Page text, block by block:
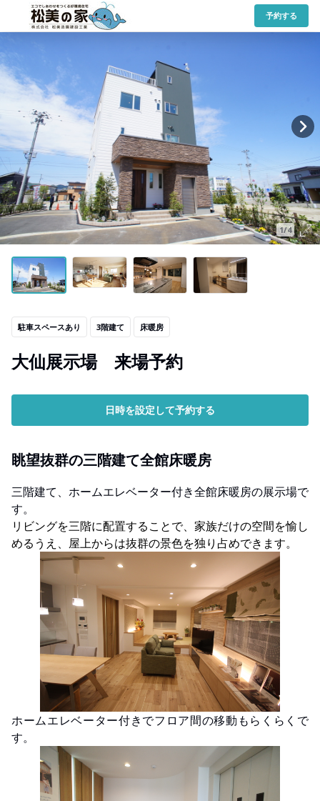
予約する
1/4
駐車スペースあり 3階建て 床暖房
大仙展示場 来場予約
日時を設定して予約する
眺望抜群の三階建て全館床暖房
三階建て、ホームエレベーター付き全館床暖房の展示場で
す。
リビングを三階に配置することで、家族だけの空間を愉し
めるうえ、屋上からは抜群の景色を独り占めできます。
ホームエレベーター付きでフロア間の移動もらくらくで
す。